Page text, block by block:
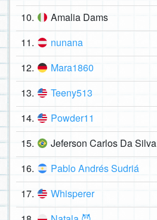
10. Amalia Dams
11. nunana
12. Mara1860
13. Teeny513
14. Powder11
15. Jeferson Carlos Da Silva
16. Pablo Andrés Sudriá
17. Whisperer